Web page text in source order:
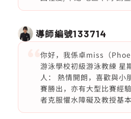
導師編號133714
你好，我係卓miss（
游泳學校初級游泳教練 星
人： 熱情開朗，喜歡與小
賽勝出，亦有大型比賽經
者克服懼水障礙及教授基